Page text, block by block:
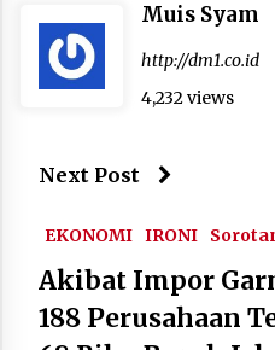
Muis Syam
http://dm1.co.id
4,232 views
Next Post
EKONOMI IRONI
Akibat Impor
188 Perusahaan